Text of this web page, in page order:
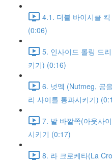
4.1. 더블 바이시클
(0:06)
5. 인사이드 롤링 드
키기) (0:16)
6. 넛멕 (Nutmeg, 공
리 사이를 통과시키기)
7. 발 바깥쪽(아웃사
시키기 (0:17)
8. 라 크로케타(La